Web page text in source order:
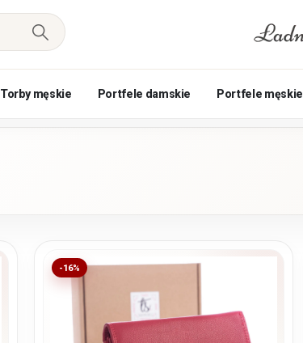
Torby męskie Portfele damskie Portfele męskie
-16%